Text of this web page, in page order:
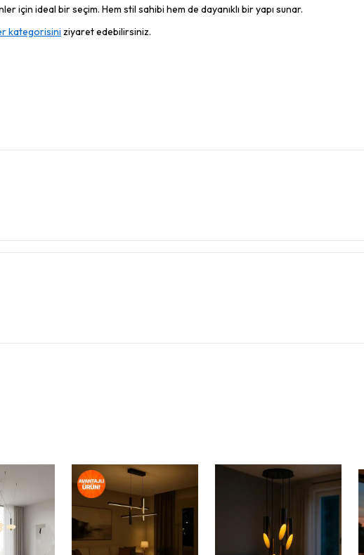
için ideal bir seçim. Hem stil sahibi hem de dayanıklı bir yapı sunar.
kategorisini ziyaret edebilirsiniz.